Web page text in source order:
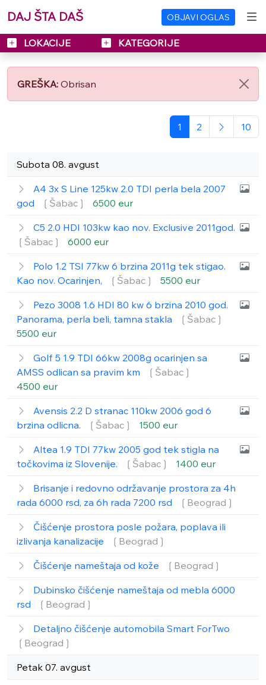
DAJ ŠTA DAŠ OBJAVI OGLAS
LOKACIJE KATEGORIJE
GREŠKA: Obrisan
1 2 10
Subota 08. avgust
A4 3x S Line 125kw 2.0 TDI perla bela 2007
god
❲Šabac❳ 6500 eur
C5 2.0 HDI 103kw kao nov. Exclusive 2011god.
❲Šabac❳
6000 eur
Polo 1.2 TSI 77kw 6 brzina 2011g tek stigao.
Kao nov. Ocarinjen,
❲Šabac❳ 5500 eur
Pezo 3008 1.6 HDI 80 kw 6 brzina 2010 god.
Panorama, perla beli, tamna stakla
❲Šabac❳
5500 eur
Golf 5 1.9 TDI 66kw 2008g ocarinjen sa
AMSS odlican sa pravim km
❲Šabac❳
4500 eur
Avensis 2.2 D stranac 110kw 2006 god 6
brzina odlicna.
❲Šabac❳ 1500 eur
Altea 1.9 TDI 77kw 2005 god tek stigla na
točkovima iz Slovenije.
❲Šabac❳ 1400 eur
Brisanje i redovno održavanje prostora za 4h
rada 6000 rsd, za 6h rada 7200 rsd
❲Beograd❳
Čišćenje prostora posle požara, poplava ili
izlivanja kanalizacije
❲Beograd❳
Čišćenje nameštaja od kože ❲Beograd❳
Dubinsko čišćenje nameštaja od mebla 6000
rsd
❲Beograd❳
Detaljno čišćenje automobila Smart ForTwo
❲Beograd❳
Petak 07. avgust